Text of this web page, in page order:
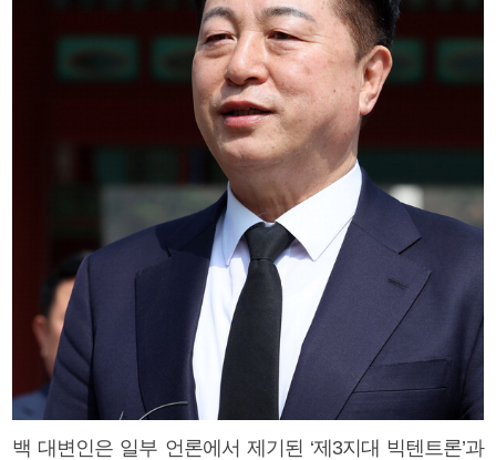
백 대변인은 일부 언론에서 제기된 ‘제3지대 빅텐트론’과